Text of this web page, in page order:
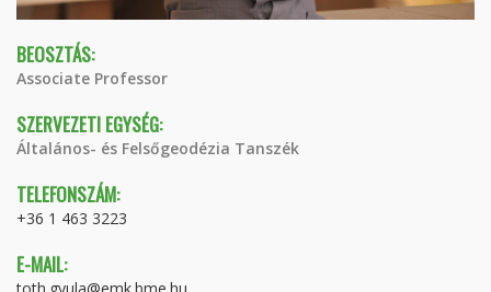
BEOSZTÁS:
Associate Professor
SZERVEZETI EGYSÉG:
Általános- és Felsőgeodézia Tanszék
TELEFONSZÁM:
+36 1 463 3223
E-MAIL: